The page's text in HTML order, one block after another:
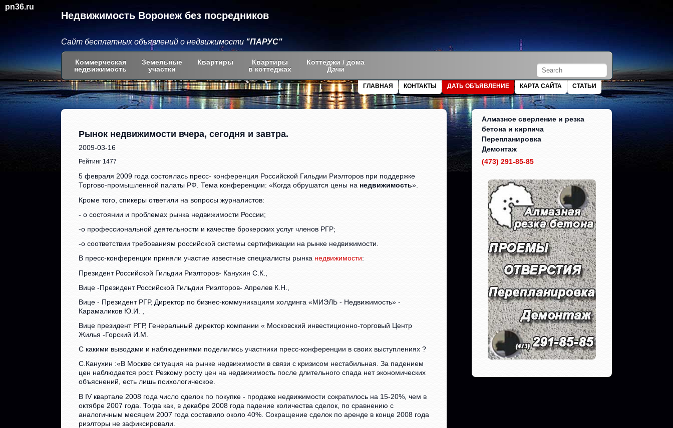
pn36.ru
Недвижимость Воронеж без посредников
Сайт бесплатных объявлений о недвижимости "ПАРУС"
Коммерческая
недвижимость
Земельные
участки
Квартиры
Квартиры
в коттеджах
Коттеджи / дома
Дачи
СТАТЬИ
КАРТА САЙТА
ДАТЬ ОБЪЯВЛЕНИЕ
КОНТАКТЫ
ГЛАВНАЯ
Рынок недвижимости вчера, сегодня и завтра.
2009-03-16
Рейтинг 1477
5 февраля 2009 года состоялась пресс- конференция Российской Гильдии Риэлторов при поддержке
Торгово-промышленной палаты РФ. Тема конференции: «Когда обрушатся цены на недвижимость».
Кроме того, спикеры ответили на вопросы журналистов:
- о состоянии и проблемах рынка недвижимости России;
-о профессиональной деятельности и качестве брокерских услуг членов РГР;
-о соответствии требованиям российской системы сертификации на рынке недвижимости.
В пресс-конференции приняли участие известные специалисты рынка недвижимости:
Президент Российской Гильдии Риэлторов- Канухин С.К.,
Вице -Президент Российской Гильдии Риэлторов- Апрелев К.Н.,
Вице - Президент РГР, Директор по бизнес-коммуникациям холдинга «МИЭЛЬ - Недвижимость» -
Карамаликов Ю.И. ,
Вице президент РГР, Генеральный директор компании « Московский инвестиционно-торговый Центр
Жилья -Горский И.М.
С какими выводами и наблюдениями поделились участники пресс-конференции в своих выступлениях ?
С.Канухин :«В Москве ситуация на рынке недвижимости в связи с кризисом нестабильная. За падением
цен наблюдается рост. Резкому росту цен на недвижимость после длительного спада нет экономических
объяснений, есть лишь психологическое.
В IV квартале 2008 года число сделок по покупке - продаже недвижимости сократилось на 15-20%, чем в
октябре 2007 года. Тогда как, в декабре 2008 года падение количества сделок, по сравнению с
аналогичным месяцем 2007 года составило около 40%. Сокращение сделок по аренде в конце 2008 года
риэлторы не зафиксировали.
Алмазное сверление и резка
бетона и кирпича
Перепланировка
Демонтаж
(473) 291-85-85